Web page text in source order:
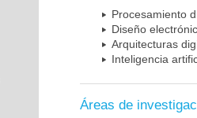
Procesamiento
Diseño
Arquitecturas
Inteligencia
Áreas de